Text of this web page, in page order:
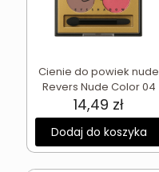
Cienie do powiek nude
Revers Nude Color 04
14,49 zł
Dodaj do koszyka